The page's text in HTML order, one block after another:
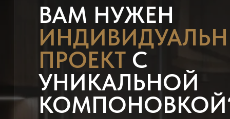
ВАМ НУЖЕН
ПРОЕКТС
УНИКАЛЬНОЙ